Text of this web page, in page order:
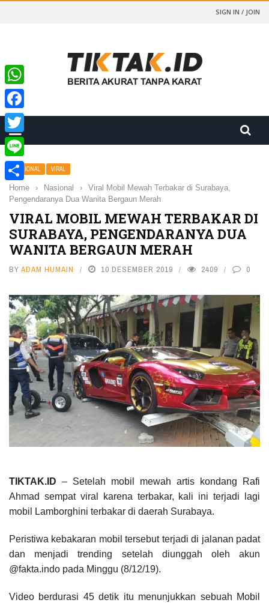
SIGN IN / JOIN
NASIONAL VIRAL
Home › Nasional ›
Viral Mobil Mewah Terbakar di Surabaya,
Pengendaranya Dua Wanita Bergaun Merah
VIRAL MOBIL MEWAH TERBAKAR DI
SURABAYA, PENGENDARANYA DUA
WANITA BERGAUN MERAH
BY ADAM HUMAIN 10 DESEMBER 2019 2409 0
TIKTAK.ID – Setelah mobil mewah artis kondang Rafi
Ahmad sempat viral karena terbakar, kali ini terjadi lagi
mobil Lamborghini terbakar di daerah Surabaya.
Peristiwa kebakaran mobil tersebut terjadi di jalanan padat
dan menjadi trending setelah diunggah oleh akun
@fakta.indo pada Minggu (8/12/19).
Video berdurasi 45 detik itu menunjukkan sebuah Mobil
WhatsApp
Facebook
Twitter
Line
Share